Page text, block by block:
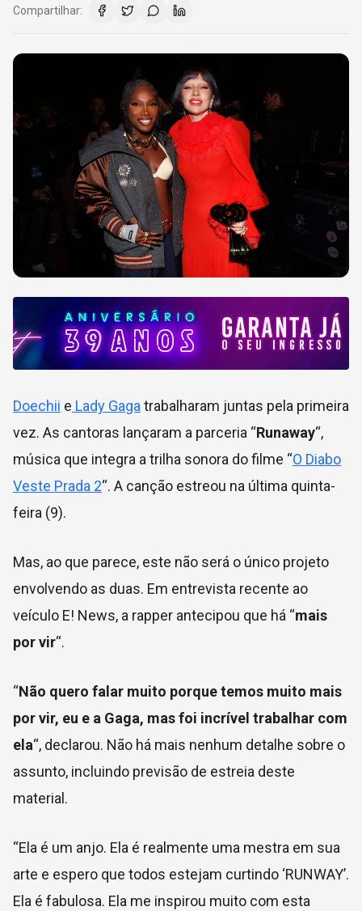
Compartilhar:
Doechii e Lady Gagatrabalharam juntas pela primeira
vez. As cantoras lançaram a parceria “Runaway“,
música que integra a trilha sonora do filme “O Diabo
Veste Prada 2“. A canção estreou na última quinta-
feira (9).
Mas, ao que parece, este não será o único projeto
envolvendo as duas. Em entrevista recente ao
veículo E! News, a rapper antecipou que há “mais
por vir“.
“Não quero falar muito porque temos muito mais
por vir, eu e a Gaga, mas foi incrível trabalhar com
ela“, declarou. Não há mais nenhum detalhe sobre o
assunto, incluindo previsão de estreia deste
material.
“Ela é um anjo. Ela é realmente uma mestra em sua
arte e espero que todos estejam curtindo ‘RUNWAY’.
Ela é fabulosa. Ela me inspirou muito com esta